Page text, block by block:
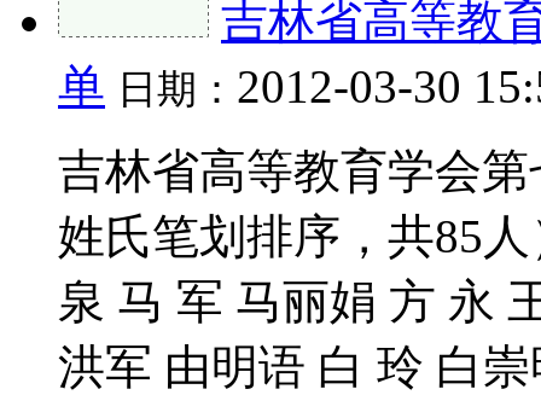
吉林省高等教
单 日期： 2012-03-30
吉林省高等教育学会
姓氏笔划排序，共85
泉 马 军 马丽娟 方 永
洪军 由明语 白 玲 白